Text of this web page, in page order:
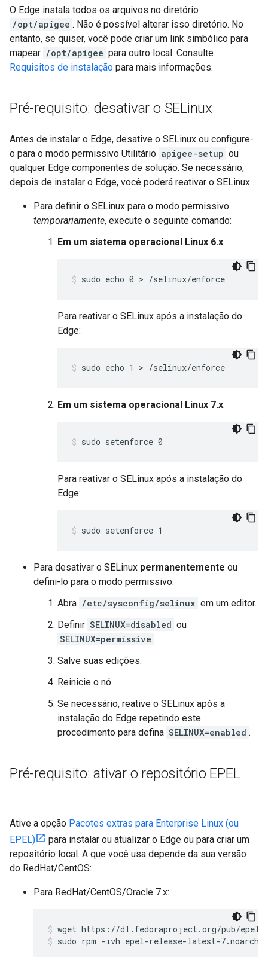
O Edge instala todos os arquivos no diretório
/opt/apigee . Não é possível alterar isso diretório. No
entanto, se quiser, você pode criar um link simbólico para
mapear /opt/apigee para outro local. Consulte
Requisitos de instalação para mais informações.
Pré-requisito: desativar o SELinux
Antes de instalar o Edge, desative o SELinux ou configure-
o para o modo permissivo Utilitário apigee-setup ou
qualquer Edge componentes de solução. Se necessário,
depois de instalar o Edge, você poderá reativar o SELinux.
Para definir o SELinux para o modo permissivo
temporariamente, execute o seguinte comando:
Em um sistema operacional Linux 6.x:
sudo echo 0 > /selinux/enforce
Para reativar o SELinux após a instalação do
Edge:
sudo echo 1 > /selinux/enforce
Em um sistema operacional Linux 7.x:
sudo setenforce 0
Para reativar o SELinux após a instalação do
Edge:
sudo setenforce 1
Para desativar o SELinux permanentemente ou
defini-lo para o modo permissivo:
Abra /etc/sysconfig/selinux em um editor.
Definir SELINUX=disabled ou
SELINUX=permissive
Salve suas edições.
Reinicie o nó.
Se necessário, reative o SELinux após a
instalação do Edge repetindo este
procedimento para defina SELINUX=enabled .
Pré-requisito: ativar o repositório EPEL
Ative a opção Pacotes extras para Enterprise Linux (ou
EPEL)
para instalar ou atualizar o Edge ou para criar um
repositório local. A que você usa depende da sua versão
do RedHat/CentOS:
Para RedHat/CentOS/Oracle 7.x:
sudo rpm -ivh epel-release-latest-